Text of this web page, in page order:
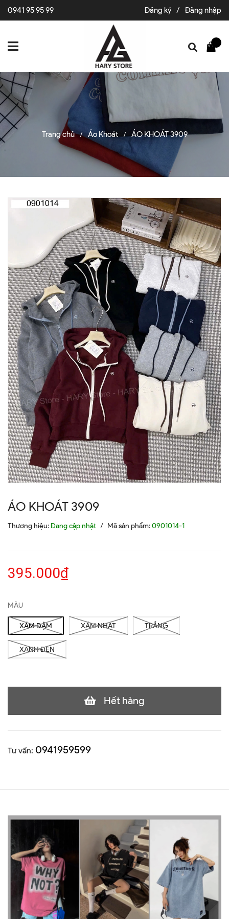
0941 95 95 99 Đăng ký / Đăng nhập
Trang chủ / Áo Khoát / ÁO KHOÁT 3909
ÁO KHOÁT 3909
Thương hiệu:Đang cập nhật / Mã sản phẩm:0901014-1
395.000₫
MÀU
XÁM ĐẬM XÁM NHẠT TRẮNG
XANH ĐEN
Hết hàng
Tư vấn: 0941959599